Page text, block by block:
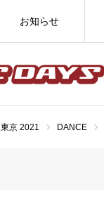
お知らせ
東京 2021 DANCE